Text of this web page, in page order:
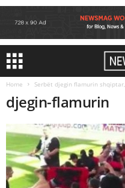
Home Serbët djegin flamurin
djegin-flamurin